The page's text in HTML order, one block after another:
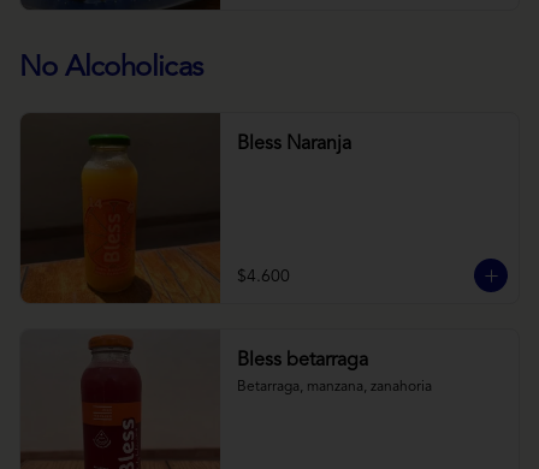
No Alcoholicas
Bless Naranja
$4.600
Bless betarraga
Betarraga, manzana, zanahoria